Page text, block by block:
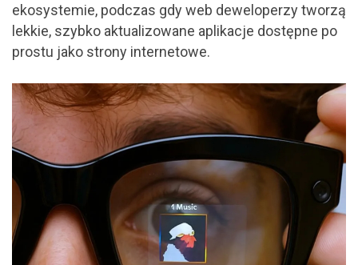
ekosystemie, podczas gdy web deweloperzy tworzą
lekkie, szybko aktualizowane aplikacje dostępne po
prostu jako strony internetowe.